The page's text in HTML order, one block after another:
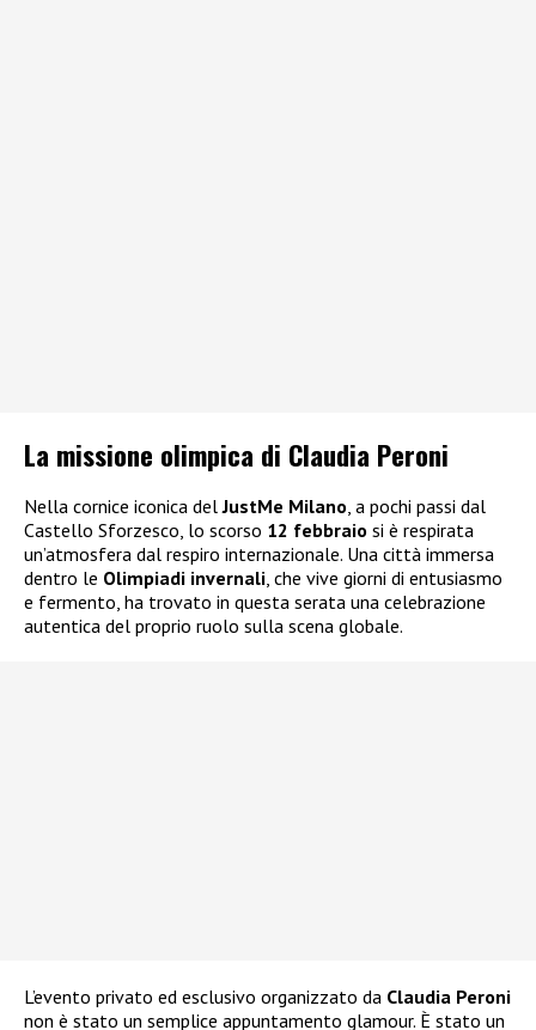
La missione olimpica di Claudia Peroni
Nella cornice iconica delJustMe Milano, a pochi passi dal
Castello Sforzesco, lo scorso 12 febbraio si è respirata
un’atmosfera dal respiro internazionale. Una città immersa
dentro le Olimpiadi invernali, che vive giorni di entusiasmo
e fermento, ha trovato in questa serata una celebrazione
autentica del proprio ruolo sulla scena globale.
L’evento privato ed esclusivo organizzato da Claudia Peroni
non è stato un semplice appuntamento glamour. È stato un